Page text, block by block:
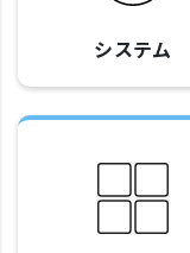
システム